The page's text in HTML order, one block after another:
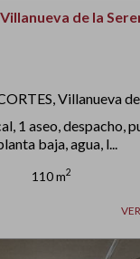
de la
Villanueva
1 aseo, despacho,
baja, agua, l...
110 m2